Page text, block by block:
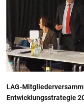
LAG-
Entwicklungsstrategie